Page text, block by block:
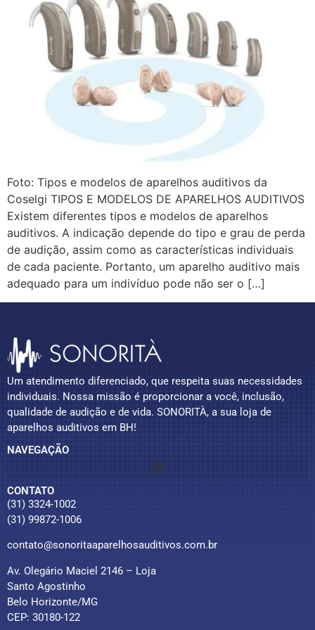
Foto: Tipos e modelos de aparelhos auditivos da
Coselgi TIPOS E MODELOS DE APARELHOS AUDITIVOS
Existem diferentes tipos e modelos de aparelhos
auditivos. A indicação depende do tipo e grau de perda
de audição, assim como as características individuais
de cada paciente. Portanto, um aparelho auditivo mais
adequado para um indivíduo pode não ser o […]
Um atendimento diferenciado, que respeita suas necessidades
individuais. Nossa missão é proporcionar a você, inclusão,
qualidade de audição e de vida. SONORITÀ, a sua loja de
aparelhos auditivos em BH!
NAVEGAÇÃO
CONTATO
(31) 3324-1002
(31) 99872-1006
contato@sonoritaaparelhosauditivos.com.br
Av. Olegário Maciel 2146 – Loja
Santo Agostinho
Belo Horizonte/MG
CEP: 30180-122